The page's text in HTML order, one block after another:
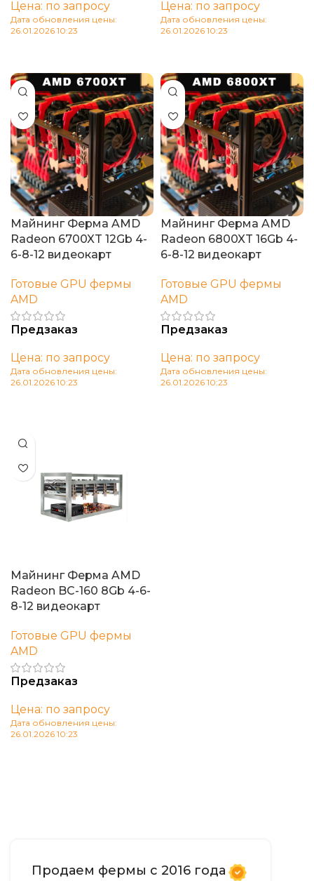
Цена: по запросу
Дата обновления цены:
26.01.2026 10:23
Цена: по запросу
Дата обновления цены:
26.01.2026 10:23
Майнинг Ферма AMD
Radeon 6700XT 12Gb 4-
6-8-12 видеокарт
Готовые GPU фермы
AMD
Предзаказ
Цена: по запросу
Дата обновления цены:
26.01.2026 10:23
Майнинг Ферма AMD
Radeon 6800XT 16Gb 4-
6-8-12 видеокарт
Готовые GPU фермы
AMD
Предзаказ
Цена: по запросу
Дата обновления цены:
26.01.2026 10:23
Майнинг Ферма AMD
Radeon BC-160 8Gb 4-6-
8-12 видеокарт
Готовые GPU фермы
AMD
Предзаказ
Цена: по запросу
Дата обновления цены:
26.01.2026 10:23
Продаем фермы с 2016 года